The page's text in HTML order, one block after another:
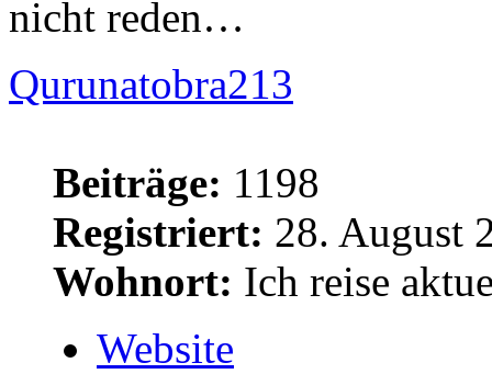
nicht reden…
Qurunatobra213
Beiträge: 1198
Registriert: 28. August
Wohnort: Ich reise
Website